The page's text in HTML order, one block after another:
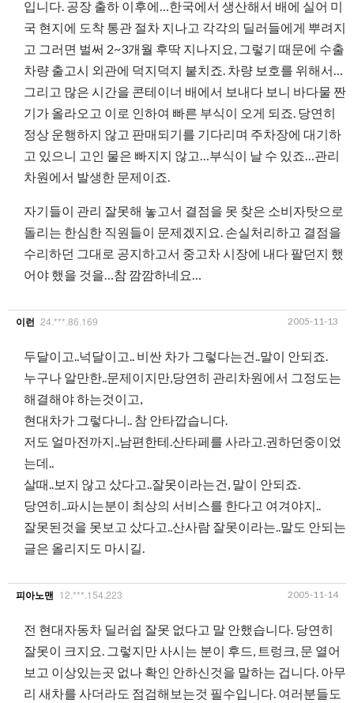
입니다. 공장 출하 이후에…한국에서 생산해서 배에 실어 미
국 현지에 도착 통관 절차 지나고 각각의 딜러들에게 뿌려지
고 그러면 벌써 2~3개월 후딱 지나지요, 그렇기 때문에 수출
차량 출고시 외관에 덕지덕지 붙치죠. 차량 보호를 위해서…
그리고 많은 시간을 콘테이너 배에서 보내다 보니 바다물 짠
기가 올라오고 이로 인하여 빠른 부식이 오게 되죠. 당연히
정상 운행하지 않고 판매되기를 기다리며 주차장에 대기하
고 있으니 고인 물은 빠지지 않고…부식이 날 수 있죠…관리
차원에서 발생한 문제이죠.
자기들이 관리 잘못해 놓고서 결점을 못 찾은 소비자탓으로
돌리는 한심한 직원들이 문제겠지요. 손실처리하고 결점을
수리하던 그대로 공지하고서 중고차 시장에 내다 팔던지 했
어야 했을 것을…참 깜깜하네요…
이런 24.***.86.169 2005-11-13
두달이고..넉달이고.. 비싼 차가 그렇다는건..말이 안되죠.
누구나 알만한..문제이지만,당연히 관리차원에서 그정도는
해결해야 하는것이고,
현대차가 그렇다니.. 참 안타깝습니다.
저도 얼마전까지..남편한테.산타페를 사라고.권하던중이었
는데..
살때..보지 않고 샀다고..잘못이라는건, 말이 안되죠.
당연히..파시는분이 최상의 서비스를 한다고 여겨야지..
잘못된것을 못보고 샀다고..산사람 잘못이라는..말도 안되는
글은 올리지도 마시길.
피아노맨 12.***.154.223 2005-11-14
전 현대자동차 딜러쉽 잘못 없다고 말 안했습니다. 당연히
잘못이 크지요. 그렇지만 사시는 분이 후드, 트렁크, 문 열어
보고 이상있는곳 없나 확인 안하신것을 말하는 겁니다. 아무
리 새차를 사더라도 점검해보는것 필수입니다. 여러분들도